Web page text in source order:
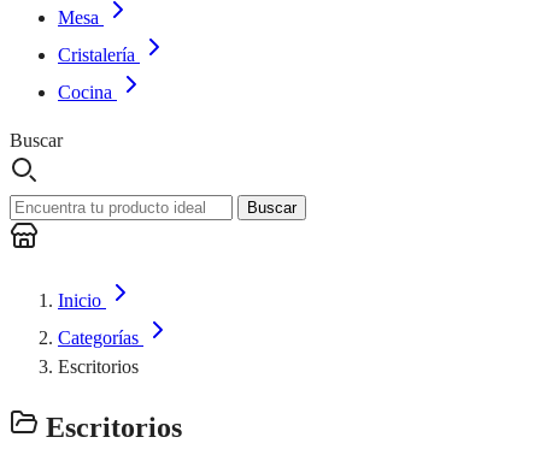
Mesa
Cristalería
Cocina
Buscar
Buscar
Inicio
Categorías
Escritorios
Escritorios